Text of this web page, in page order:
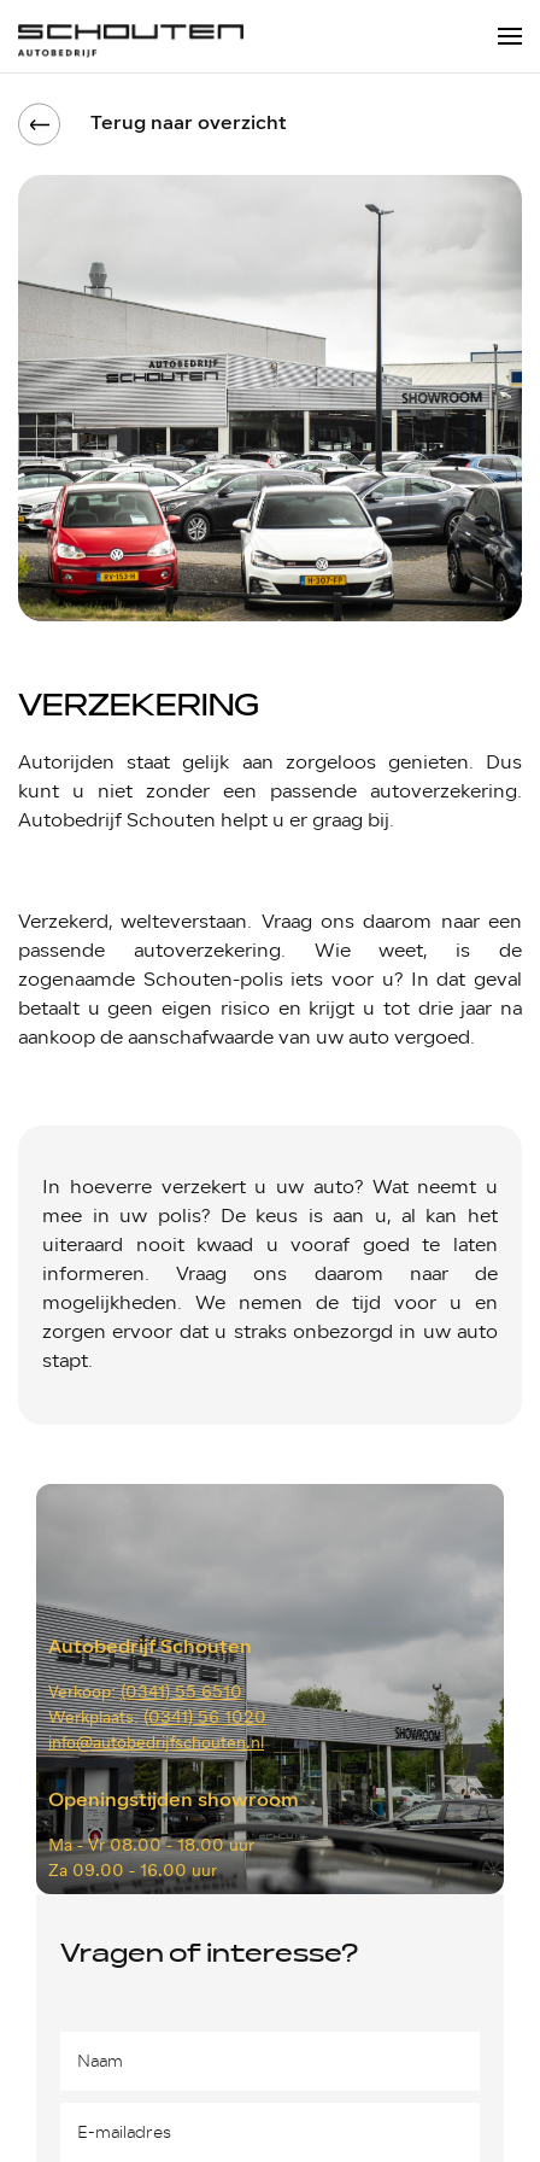
Terug naar overzicht
VERZEKERING
Autorijden staat gelijk aan zorgeloos genieten. Dus
kunt u niet zonder een passende autoverzekering.
Autobedrijf Schouten helpt u er graag bij.
Verzekerd, welteverstaan. Vraag ons daarom naar een
passende autoverzekering. Wie weet, is de
zogenaamde Schouten-polis iets voor u? In dat geval
betaalt u geen eigen risico en krijgt u tot drie jaar na
aankoop de aanschafwaarde van uw auto vergoed.
In hoeverre verzekert u uw auto? Wat neemt u
mee in uw polis? De keus is aan u, al kan het
uiteraard nooit kwaad u vooraf goed te laten
informeren. Vraag ons daarom naar de
mogelijkheden. We nemen de tijd voor u en
zorgen ervoor dat u straks onbezorgd in uw auto
stapt.
Autobedrijf Schouten
Verkoop:(0341) 55 6510
Werkplaats: (0341) 56 1020
info@autobedrijfschouten.nl
Openingstijden showroom
Ma -Vr 08.00 - 18.00 uur
Za 09.00 - 16.00 uur
Vragen of interesse?